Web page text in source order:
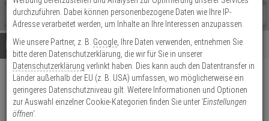
Shop
durchsuchen
Bitte
geben
Sie
mindestens
Zeichen
ein,
um
Es
wurde
noch
Kategorien
Suche
gestartet
Details Beratung
Optex SIP-MIDIHOOD Sonnen
und Schneeschutz
durchzuführen. Dabei können personenbezogene Daten wie Ihre IP-
Adresse verarbeitet werden, um Inhalte an Ihre Interessen anzupassen.
Wie unsere Partner, z. B. Google , Ihre Daten verwenden, entnehmen Sie
bitte deren Datenschutzerklärung, die wir für Sie in unserer
Datenschutzerklärung verlinkt haben. Dies kann auch den Datentransfer in
Länder außerhalb der EU (z. B. USA) umfassen, wo möglicherweise ein
geringeres Datenschutzniveau gilt. Weitere Informationen und Optionen
zur Auswahl einzelner Cookie-Kategorien finden Sie unter 'Einstellungen
öffnen'.